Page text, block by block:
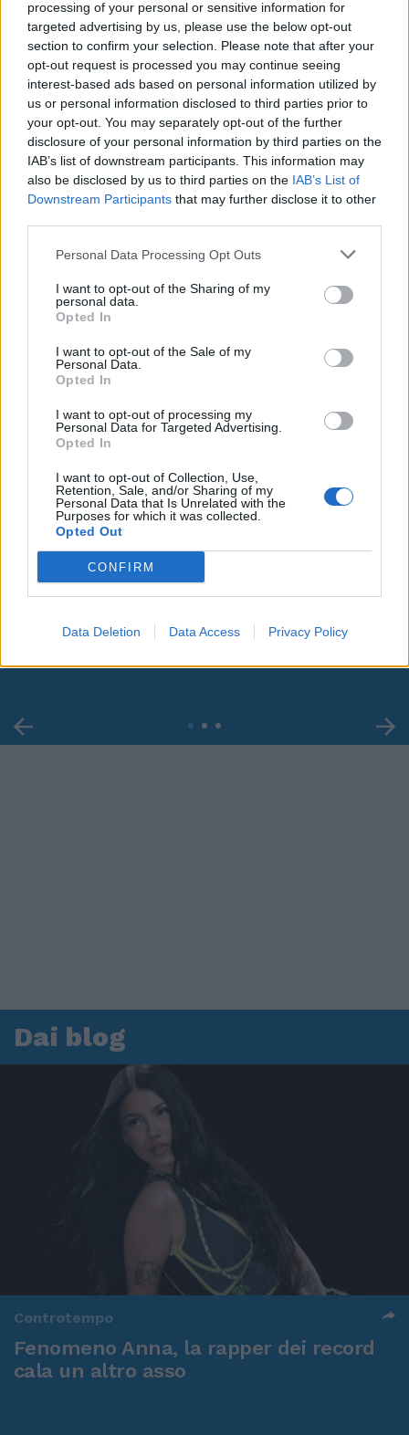
processing of your personal or sensitive information for
targeted advertising by us, please use the below opt-out
section to confirm your selection. Please note that after your
opt-out request is processed you may continue seeing
interest-based ads based on personal information utilized by
us or personal information disclosed to third parties prior to
your opt-out. You may separately opt-out of the further
disclosure of your personal information by third parties on the
IAB’s list of downstream participants. This information may
also be disclosed by us to third parties on the IAB’s List of
Downstream Participants that may further disclose it to other
Personal Data Processing Opt Outs
I want to opt-out of the Sharing of my
personal data.
Opted In
I want to opt-out of the Sale of my
Personal Data.
Opted In
I want to opt-out of processing my
Personal Data for Targeted Advertising.
Opted In
I want to opt-out of Collection, Use,
Retention, Sale, and/or Sharing of my
Personal Data that Is Unrelated with the
Purposes for which it was collected.
Opted Out
CONFIRM
Data Deletion Data Access Privacy Policy
Leonardo Maria Del Vecchio dall'ex compagna
Dai blog
Controtempo
Fenomeno Anna, la rapper dei record
cala un altro asso